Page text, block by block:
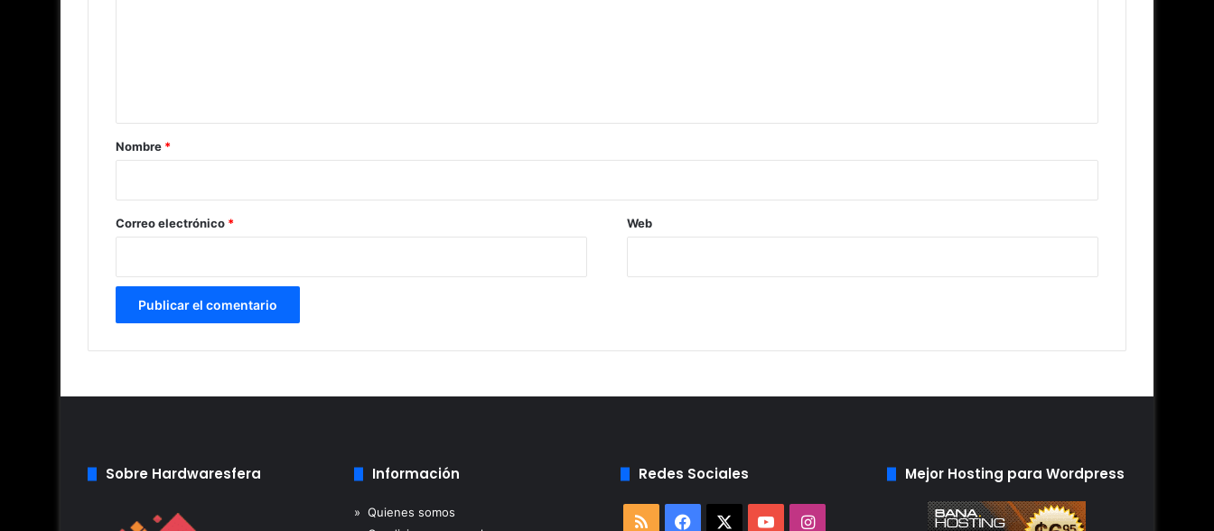
r
*
Nombre *
Correo electrónico * Web
Sobre Hardwaresfera Información
» Quienes somos
Redes Sociales
RSS Facebook YouTubeInstagram
Mejor Hosting para Wordpress